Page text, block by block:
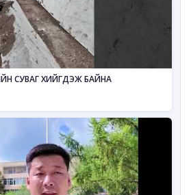
СУВАГ ХИЙГДЭЖ БАЙНА